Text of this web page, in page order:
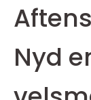
Nyd